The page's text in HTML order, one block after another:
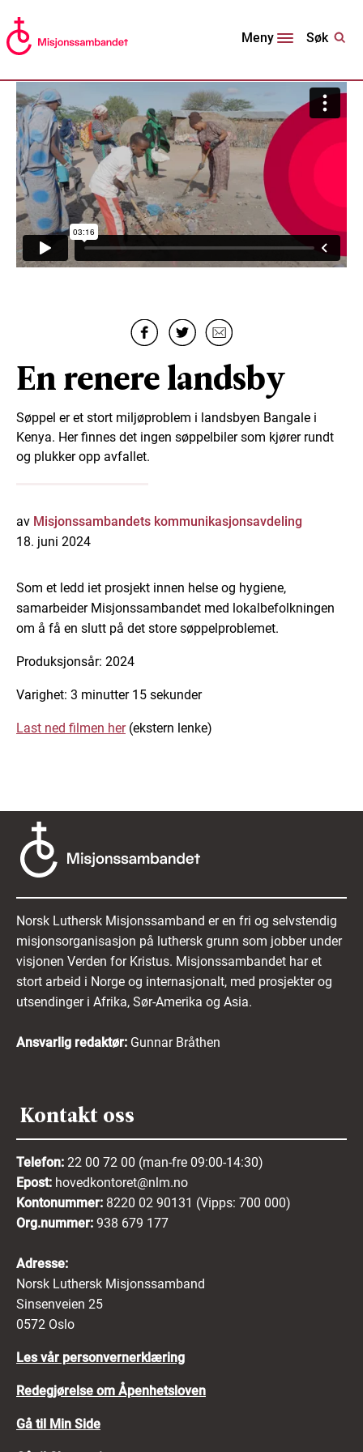
Meny Søk
En renere landsby
Søppel er et stort miljøproblem i landsbyen Bangale i
Kenya. Her finnes det ingen søppelbiler som kjører rundt
og plukker opp avfallet.
av Misjonssambandets kommunikasjonsavdeling
18. juni 2024
Som et ledd iet prosjekt innen helse og hygiene,
samarbeider Misjonssambandet med lokalbefolkningen
om å få en slutt på det store søppelproblemet.
Produksjonsår: 2024
Varighet: 3 minutter 15 sekunder
Last ned filmen her(ekstern lenke)
Norsk Luthersk Misjonssamband er en fri og selvstendig
misjonsorganisasjon på luthersk grunn som jobber under
visjonen Verden for Kristus. Misjonssambandet har et
stort arbeid i Norge og internasjonalt, med prosjekter og
utsendinger i Afrika, Sør-Amerika og Asia.
Ansvarlig redaktør: Gunnar Bråthen
Kontakt oss
Telefon: 22 00 72 00 (man-fre 09:00-14:30)
Epost: hovedkontoret@nlm.no
Kontonummer: 8220 02 90131 (Vipps: 700 000)
Org.nummer: 938 679 177
Adresse:
Norsk Luthersk Misjonssamband
Sinsenveien 25
0572 Oslo
Les vår personvernerklæring
Redegjørelse om Åpenhetsloven
Gå til Min Side